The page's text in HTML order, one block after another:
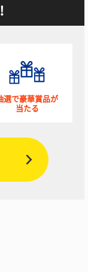
選で豪華賞品が
当たる